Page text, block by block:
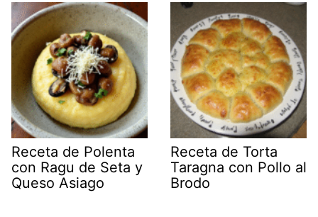
Receta de Polenta
con Ragu de Seta y
Queso Asiago
Receta de Torta
Taragna con Pollo al
Brodo